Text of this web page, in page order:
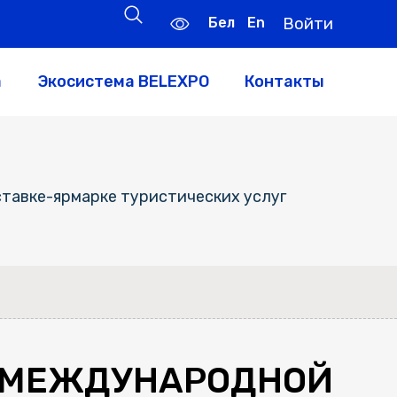
Бел En Войти
Экосистема BELEXPO Контакты
ярмарке туристических услуг